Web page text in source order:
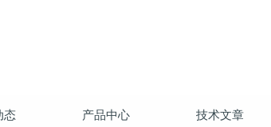
态 产品中心 技术文章